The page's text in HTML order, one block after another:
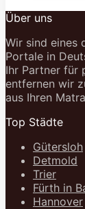
Über uns
Wir sind eines
Portale in
Ihr Partner für
entfernen wir
aus Ihren
Top Städte
Gütersloh
Detmold
Trier
Fürth in
Hannover